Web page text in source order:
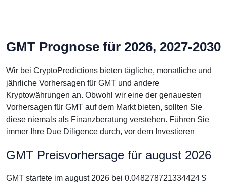
GMT Prognose für 2026, 2027-2030
Wir bei CryptoPredictions bieten tägliche, monatliche und
jährliche Vorhersagen für GMT und andere
Kryptowährungen an. Obwohl wir eine der genauesten
Vorhersagen für GMT auf dem Markt bieten, sollten Sie
diese niemals als Finanzberatung verstehen. Führen Sie
immer Ihre Due Diligence durch, vor dem Investieren
GMT Preisvorhersage für august 2026
GMT startete im august 2026 bei 0.048278721334424 $